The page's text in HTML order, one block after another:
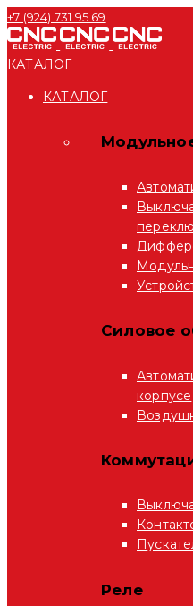
+7 (924) 731 95 69
КАТАЛОГ
КАТАЛОГ
Силовое
корпусе
Реле